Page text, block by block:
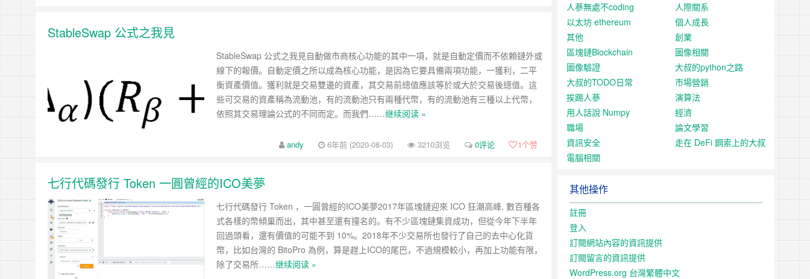
StableSwap 公式之我見
StableSwap 公式之我見自動做市商核心功能的其中一項，就是自動定價而不依賴鏈外或
線下的報價。自動定價之所以成為核心功能，是因為它要具備兩項功能，一獲利，二平
衡資產價值。獲利就是交易雙邊的資產，其交易前總值應該等於或大於交易後總值。這
些可交易的資產稱為流動池，有的流動池只有兩種代幣，有的流動池有三種以上代幣，
依照其交易理論公式的不同而定。而我們……继续阅读 »
andy 6年前 (2020-08-03) 3210浏览 0评论 1个赞
七行代碼發行 Token 一圓曾經的ICO美夢
七行代碼發行 Token ，一圓曾經的ICO美夢2017年區塊鏈迎來 ICO 狂潮高峰, 數百種各
式各樣的幣傾巢而出，其中甚至還有撞名的。有不少區塊鏈集資成功，但從今年下半年
回過頭看，還有價值的可能不到 10%。2018年不少交易所也發行了自己的去中心化貨
幣，比如台灣的 BitoPro 為例，算是趕上ICO的尾巴，不過規模較小，再加上功能有限，
除了交易所……继续阅读 »
人蔘無處不coding
人際關系
以太坊 ethereum
個人成長
其他
創業
區塊鏈Blockchain
圖像相關
圖像驗證
大叔的python之路
大叔的TODO日常
市場營銷
挨踢人蔘
演算法
用人話說 Numpy
經濟
職場
論文學習
資訊安全
走在 DeFi 鋼索上的大叔
電腦相關
其他操作
註冊
登入
訂閱網站內容的資訊提供
訂閱留言的資訊提供
WordPress.org 台灣繁體中文